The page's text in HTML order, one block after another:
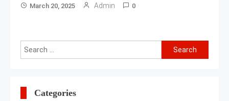
March 20, 2025 Admin 0
Search
for:
Categories